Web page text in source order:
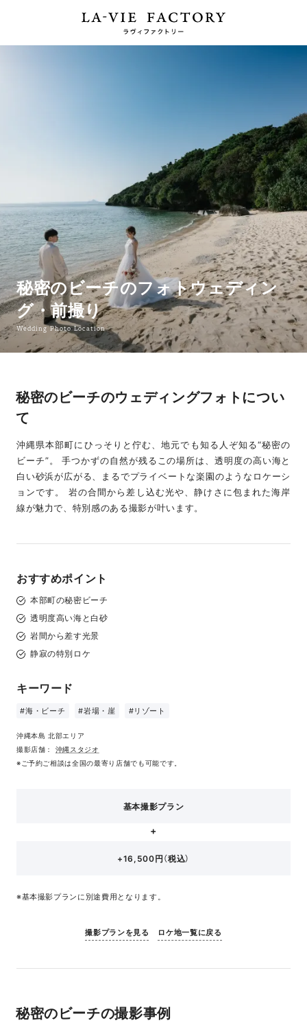
秘密のビーチのフォトウェディン
グ・前撮り
Wedding Photo Location
秘密のビーチのウェディングフォトについ
て
沖縄県本部町にひっそりと佇む、地元でも知る人ぞ知る“秘密の
ビーチ”。 手つかずの自然が残るこの場所は、透明度の高い海と
白い砂浜が広がる、まるでプライベートな楽園のようなロケーシ
ョンです。 岩の合間から差し込む光や、静けさに包まれた海岸
線が魅力で、特別感のある撮影が叶います。
おすすめポイント
本部町の秘密ビーチ
透明度高い海と白砂
岩間から差す光景
静寂の特別ロケ
キーワード
#海・ビーチ #岩場・崖 #リゾート
沖縄本島 北部エリア
撮影店舗： 沖縄スタジオ
※ご予約ご相談は全国の最寄り店舗でも可能です。
基本撮影プラン
+16,500円（税込）
※基本撮影プランに別途費用となります。
撮影プランを見る ロケ地一覧に戻る
秘密のビーチの撮影事例